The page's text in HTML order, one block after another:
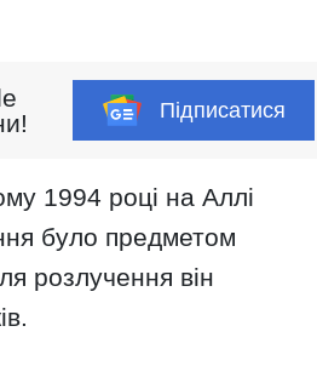
Підписатися
1994 році на Аллі
було предметом
розлучення він